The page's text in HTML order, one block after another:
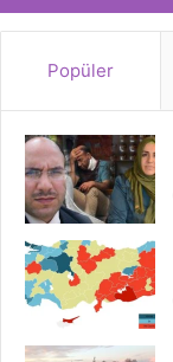
Popüler